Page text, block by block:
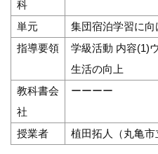
科
単元
集団宿泊学習に
指導要領
学級活動 内容(1)
生活の向上
教科書会
社
ーーーー
授業者 植田拓人（丸亀市